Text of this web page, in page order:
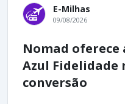
E-Milhas
09/08/2026
Nomad
Azul Fidelidade
conversão